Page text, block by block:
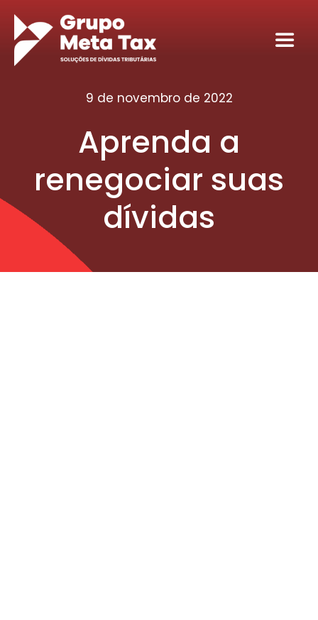
para
Seja nosso sócio tributário
Conteúdos
9 de novembro de 2022
Aprenda a
renegociar suas
dívidas